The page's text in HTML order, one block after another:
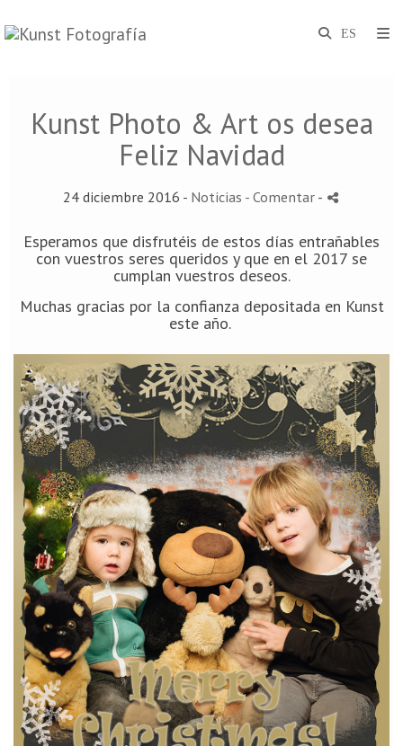
Kunst Photo & Art os desea
Feliz Navidad
24 diciembre 2016 - Noticias - Comentar -
Esperamos que disfrutéis de estos días entrañables
con vuestros seres queridos y que en el 2017 se
cumplan vuestros deseos.
Muchas gracias por la confianza depositada en Kunst
este año.